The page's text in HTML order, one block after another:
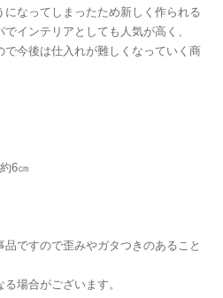
なってしまったため新しく作られる
インテリアとしても人気が高く、
今後は仕入れが難しくなっていく商
6㎝
品ですので歪みやガタつきのあること
場合がございます。